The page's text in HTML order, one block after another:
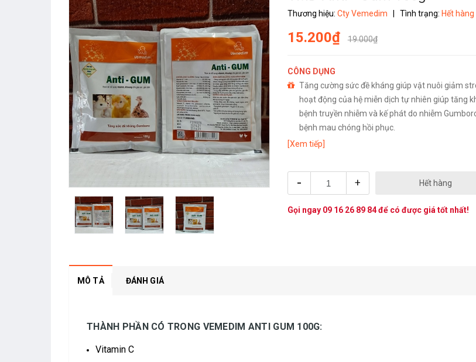
Thương hiệu: Cty Vemedim Tình trạng: Hết hàng
15.200₫ 19.000₫
CÔNG DỤNG
Tăng cường sức đề kháng giúp vật nuôi giảm
hoạt động của hệ miễn dịch tự nhiên giúp tăng
bệnh truyền nhiễm và kế phát do nhiễm
bệnh mau chóng hồi phục.
Cung cấp chất điện giải cho gia súc, gia cầm
[Xem tiếp]
- + Hết hàng
Gọi ngay 09 16 26 89 84để có được giá tốt nhất!
MÔ TẢ ĐÁNH GIÁ
THÀNH PHẦN CÓ TRONG VEMEDIM ANTI GUM 100G:
Vitamin C